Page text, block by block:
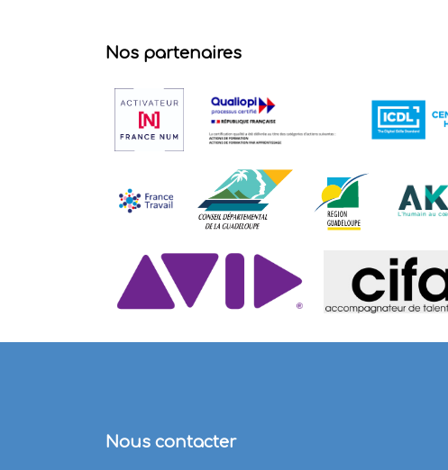
Nos partenaires
Nous contacter